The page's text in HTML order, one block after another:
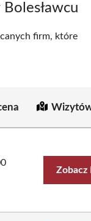
firm, które
Zobacz